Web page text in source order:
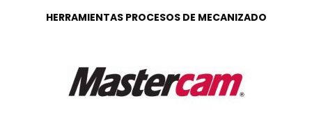
HERRAMIENTAS PROCESOS DE MECANIZADO